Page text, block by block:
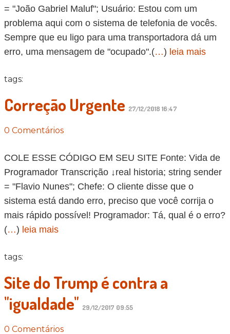
= "João Gabriel Maluf"; Usuário: Estou com um
problema aqui com o sistema de telefonia de vocês.
Sempre que eu ligo para uma transportadora dá um
erro, uma mensagem de "ocupado".(…) leia mais
tags:
Correção Urgente 27/12/2018 16:47
0 Comentários
COLE ESSE CÓDIGO EM SEU SITE Fonte: Vida de
Programador Transcrição ↓real historia; string sender
= "Flavio Nunes"; Chefe: O cliente disse que o
sistema está dando erro, preciso que você corrija o
mais rápido possível! Programador: Tá, qual é o erro?
(…) leia mais
tags:
Site do Trump é contra a
"igualdade" 29/12/2017 09:55
0 Comentários